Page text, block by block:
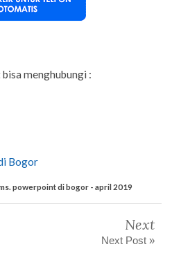
menghubungi :
Bogor
powerpoint di bogor - april 2019
Next
Next Post »